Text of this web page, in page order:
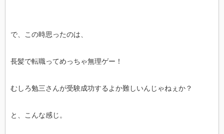
で、この時思ったのは、
長髪で転職ってめっちゃ無理ゲー！
むしろ勉三さんが受験成功するよか難しいんじゃねぇか？
と、こんな感じ。